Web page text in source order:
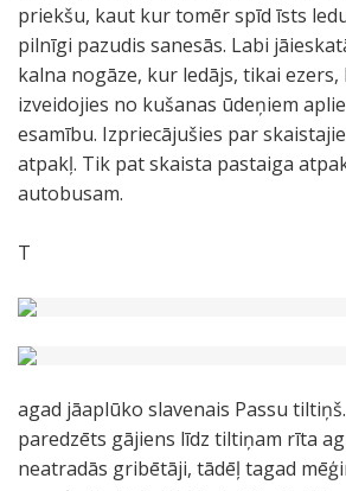
priekšu, kaut kur tomēr spīd īsts
pilnīgi pazudis sanesās. Labi
kalna nogāze, kur ledājs, tikai ezers,
izveidojies no kušanas ūdeņiem
esamību. Izpriecājušies par
atpakļ. Tik pat skaista pastaiga
autobusam.
T
agad jāaplūko slavenais Passu
paredzēts gājiens līdz tiltiņam rīta
neatradās gribētāji, tādēļ tagad